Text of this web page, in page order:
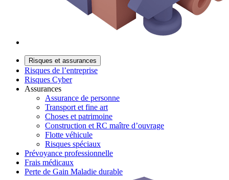
Risques et assurances
Risques de l’entreprise
Risques Cyber
Assurances
Assurance de personne
Transport et fine art
Choses et patrimoine
Construction et RC maître d’ouvrage
Flotte véhicule
Risques spéciaux
Prévoyance professionnelle
Frais médicaux
Perte de Gain Maladie durable